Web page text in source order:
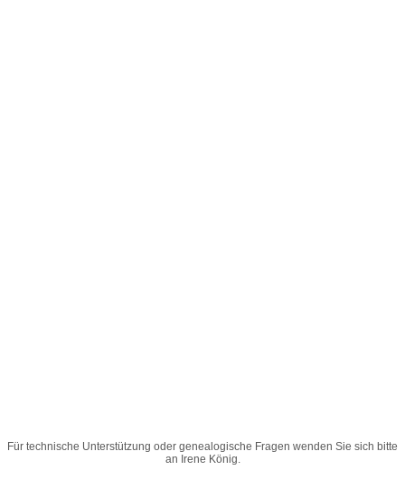
Für technische Unterstützung oder genealogische Fragen wenden Sie sich bitte
an Irene König.